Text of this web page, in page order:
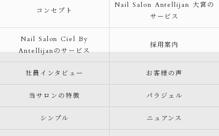
コンセプト
Nail Salon Antellijan 大宮の
サービス
Nail Salon Ciel By
Antellijanのサービス
採用案内
社員インタビュー お客様の声
当サロンの特徴 パラジェル
シンプル ニュアンス